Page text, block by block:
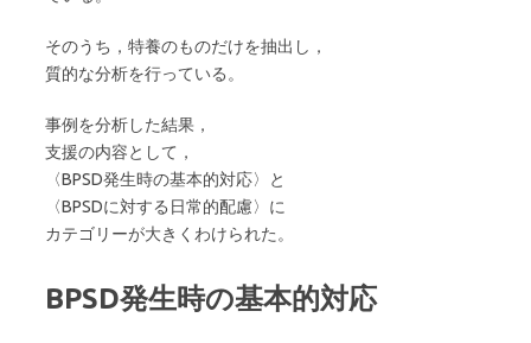
そのうち，特養のものだけを抽出し，
質的な分析を行っている。
事例を分析した結果，
支援の内容として，
〈BPSD発生時の基本的対応〉と
〈BPSDに対する日常的配慮〉に
カテゴリーが大きくわけられた。
BPSD発生時の基本的対応